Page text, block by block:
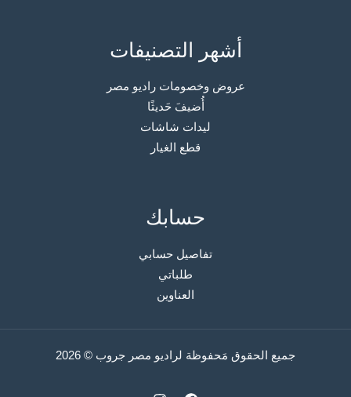
أشهر التصنيفات
عروض وخصومات راديو مصر
أُضيفَ حَديثًا
ليدات شاشات
قطع الغيار
حسابك
تفاصيل حسابي
طلباتي
العناوين
جميع الحقوق مَحفوظة لراديو مصر جروب © 2026